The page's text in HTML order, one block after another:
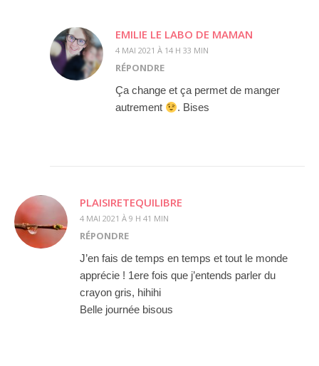
EMILIE LE LABO DE MAMAN
4 MAI 2021 À 14 H 33 MIN
RÉPONDRE
Ça change et ça permet de manger
autrement
. Bises
PLAISIRETEQUILIBRE
4 MAI 2021 À 9 H 41 MIN
RÉPONDRE
J’en fais de temps en temps et tout le monde
apprécie ! 1ere fois que j’entends parler du
crayon gris, hihihi
Belle journée bisous